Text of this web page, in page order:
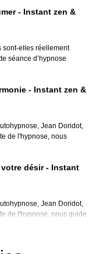
- Instant zen &
sont-elles réellement
séance d’hypnose
- Instant zen &
Jean Doridot,
de l'hypnose, nous
votre désir - Instant
Jean Doridot,
de l'hypnose, nous guide